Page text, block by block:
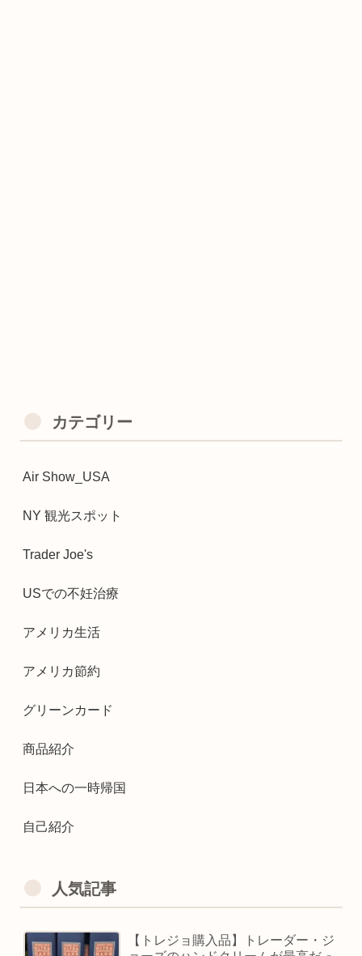
カテゴリー
Air Show_USA
NY 観光スポット
Trader Joe's
USでの不妊治療
アメリカ生活
アメリカ節約
グリーンカード
商品紹介
日本への一時帰国
自己紹介
人気記事
【トレジョ購入品】トレーダー・ジ